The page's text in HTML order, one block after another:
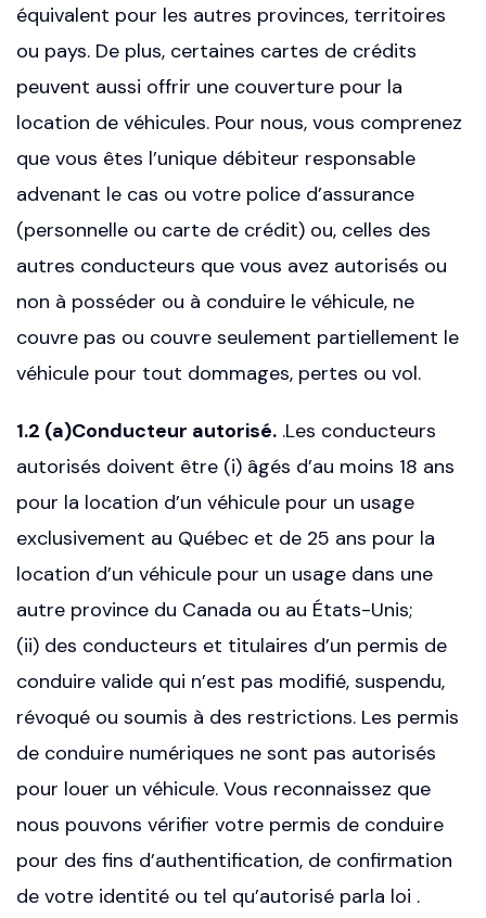
équivalent pour les autres provinces, territoires
ou pays. De plus, certaines cartes de crédits
peuvent aussi offrir une couverture pour la
location de véhicules. Pour nous, vous comprenez
que vous êtes l’unique débiteur responsable
advenant le cas ou votre police d’assurance
(personnelle ou carte de crédit) ou, celles des
autres conducteurs que vous avez autorisés ou
non à posséder ou à conduire le véhicule, ne
couvre pas ou couvre seulement partiellement le
véhicule pour tout dommages, pertes ou vol.
1.2 (a)Conducteur autorisé. .Les conducteurs
autorisés doivent être (i) âgés d’au moins 18 ans
pour la location d’un véhicule pour un usage
exclusivement au Québec et de 25 ans pour la
location d’un véhicule pour un usage dans une
autre province du Canada ou au États-Unis;
(ii) des conducteurs et titulaires d’un permis de
conduire valide qui n’est pas modifié, suspendu,
révoqué ou soumis à des restrictions. Les permis
de conduire numériques ne sont pas autorisés
pour louer un véhicule. Vous reconnaissez que
nous pouvons vérifier votre permis de conduire
pour des fins d’authentification, de confirmation
de votre identité ou tel qu’autorisé parla loi .